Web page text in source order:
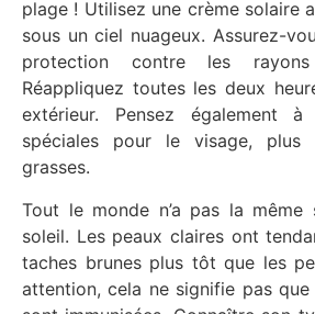
plage ! Utilisez une crème solaire
sous un ciel nuageux. Assurez-
protection contre les
Réappliquez toutes les deux
extérieur. Pensez également
spéciales pour le visage, plus
grasses.
Tout le monde n’a pas la même
soleil. Les peaux claires ont
taches brunes plus tôt que les
attention, cela ne signifie pas